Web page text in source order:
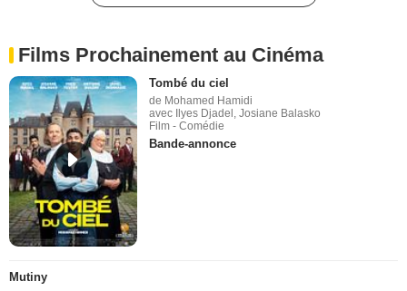
Films Prochainement au Cinéma
Tombé du ciel
de Mohamed Hamidi
avec Ilyes Djadel, Josiane Balasko
Film - Comédie
Bande-annonce
Mutiny